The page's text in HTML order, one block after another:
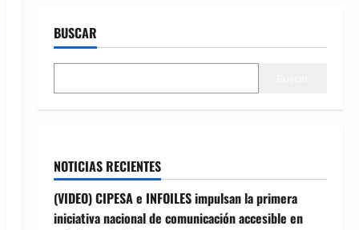
BUSCAR
NOTICIAS RECIENTES
(VIDEO) CIPESA e INFOILES impulsan la primera
iniciativa nacional de comunicación accesible en